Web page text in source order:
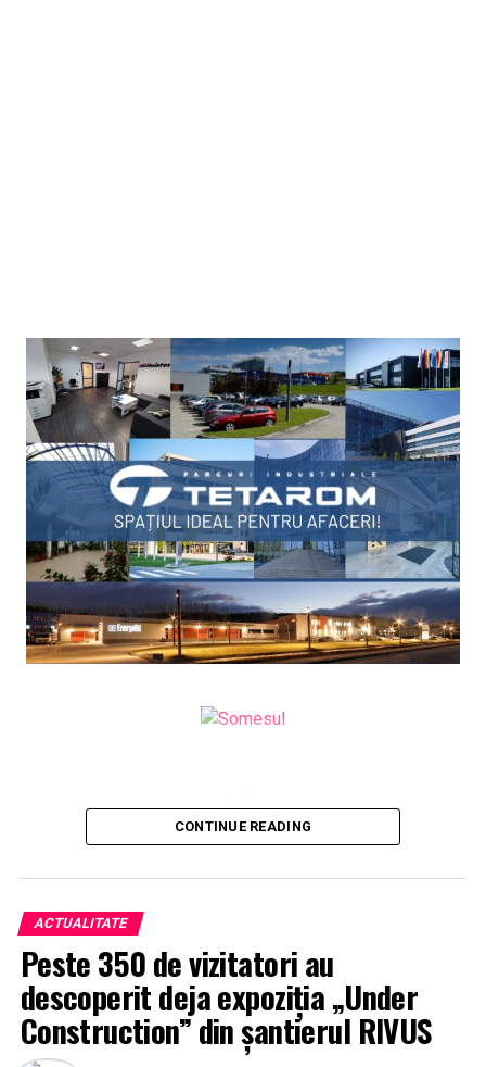
CONTINUE READING
ACTUALITATE
Peste 350 de vizitatori au
descoperit deja expoziția „Under
Construction” din șantierul RIVUS